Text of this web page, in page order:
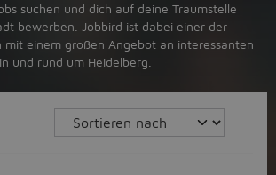
suchen und dich auf deine Traumstelle
bewerben. Jobbird ist dabei einer der
mit einem großen Angebot an interessanten
und rund um Heidelberg.